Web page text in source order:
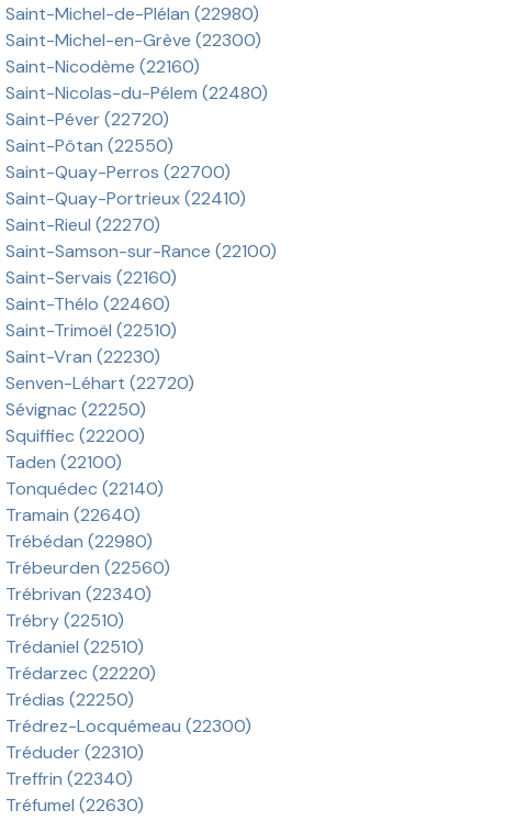
Saint-Michel-de-Plélan (22980)
Saint-Michel-en-Grève (22300)
Saint-Nicodème (22160)
Saint-Nicolas-du-Pélem (22480)
Saint-Péver (22720)
Saint-Pôtan (22550)
Saint-Quay-Perros (22700)
Saint-Quay-Portrieux (22410)
Saint-Rieul (22270)
Saint-Samson-sur-Rance (22100)
Saint-Servais (22160)
Saint-Thélo (22460)
Saint-Trimoël (22510)
Saint-Vran (22230)
Senven-Léhart (22720)
Sévignac (22250)
Squiffiec (22200)
Taden (22100)
Tonquédec (22140)
Tramain (22640)
Trébédan (22980)
Trébeurden (22560)
Trébrivan (22340)
Trébry (22510)
Trédaniel (22510)
Trédarzec (22220)
Trédias (22250)
Trédrez-Locquémeau (22300)
Tréduder (22310)
Treffrin (22340)
Tréfumel (22630)